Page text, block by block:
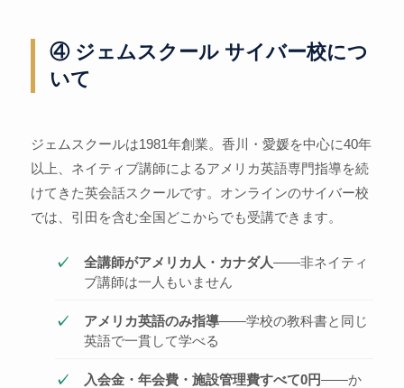
④ ジェムスクール サイバー校につ
いて
ジェムスクールは1981年創業。香川・愛媛を中心に40年
以上、ネイティブ講師によるアメリカ英語専門指導を続
けてきた英会話スクールです。オンラインのサイバー校
では、引田を含む全国どこからでも受講できます。
全講師がアメリカ人・カナダ人——非ネイティ
ブ講師は一人もいません
アメリカ英語のみ指導——学校の教科書と同じ
英語で一貫して学べる
入会金・年会費・施設管理費すべて0円——か